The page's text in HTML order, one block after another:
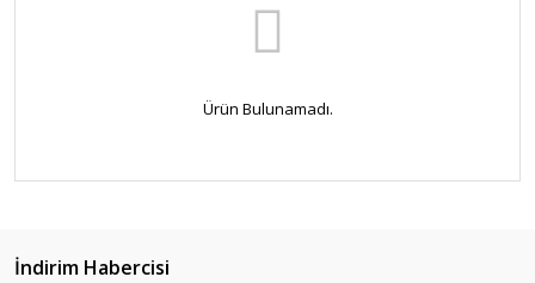
Ürün Bulunamadı.
İndirim Habercisi